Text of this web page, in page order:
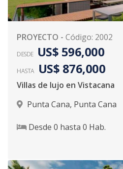
PROYECTO - Código: 2002
DESDE US$ 596,000
HASTA US$ 876,000
Villas de lujo en Vistacana
Punta Cana, Punta Cana
Desde 0 hasta 0 Hab.